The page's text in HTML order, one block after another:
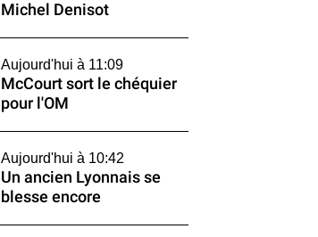
Michel Denisot
Aujourd'hui à 11:09
McCourt sort le chéquier
pour l'OM
Aujourd'hui à 10:42
Un ancien Lyonnais se
blesse encore